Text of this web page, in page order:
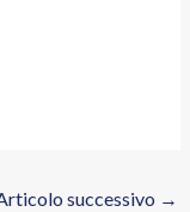
successivo →